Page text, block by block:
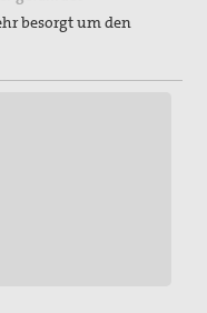
besorgt um den